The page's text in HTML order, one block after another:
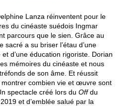
Lanza réinventent pour le
du cinéaste suédois Ingmar
parcours que le sien. Grâce au
sacré a su briser l’étau d’une
d’une éducation rigoriste. Dorian
mémoires du cinéaste et nous
de son âme. Et réussit
montrer combien vie et œuvre sont
spectacle créé lors du Offdu
2019 et d’emblée salué par la